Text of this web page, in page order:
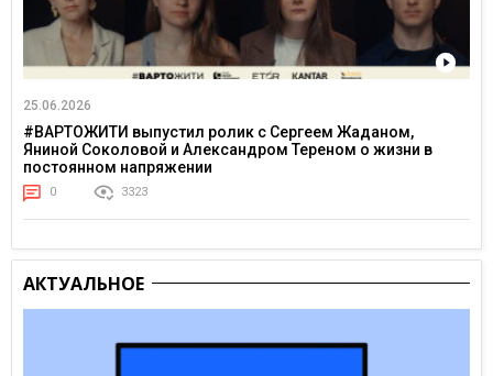
25.06.2026
#ВАРТОЖИТИ выпустил ролик с Сергеем Жаданом,
Яниной Соколовой и Александром Тереном о жизни в
постоянном напряжении
0 3323
АКТУАЛЬНОЕ